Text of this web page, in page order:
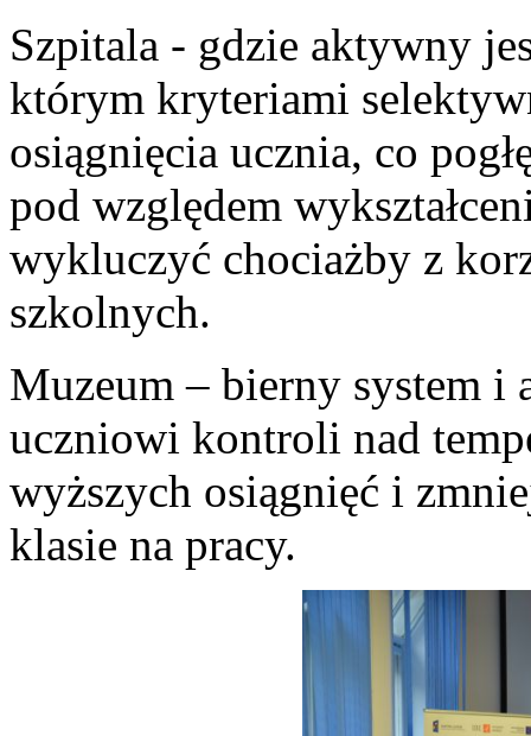
Szpitala - gdzie aktywny
którym kryteriami
osiągnięcia ucznia, co
pod względem
wykluczyć chociażby z
szkolnych.
Muzeum – bierny system i
uczniowi kontroli nad
wyższych osiągnięć i
klasie na pracy.